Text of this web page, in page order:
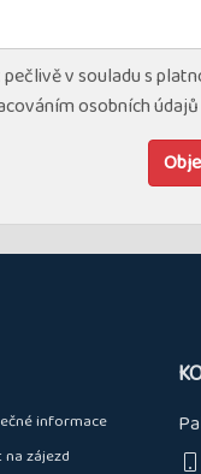
v souladu s
osobních
informace
zájezd